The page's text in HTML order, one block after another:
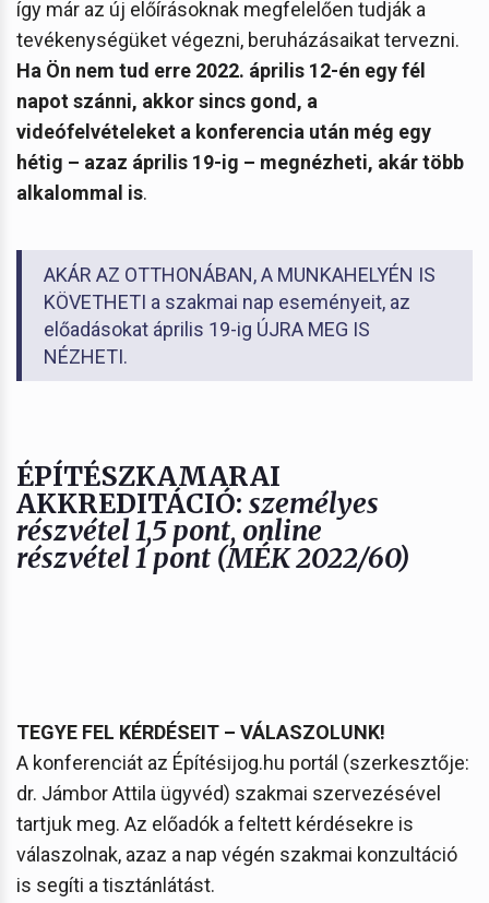
így már az új előírásoknak megfelelően tudják a
tevékenységüket végezni, beruházásaikat tervezni.
Ha Ön nem tud erre 2022. április 12-én egy fél
napot szánni, akkor sincs gond, a
videófelvételeket a konferencia után még egy
hétig – azaz április 19-ig – megnézheti, akár több
alkalommal is.
AKÁR AZ OTTHONÁBAN, A MUNKAHELYÉN IS
KÖVETHETI a szakmai nap eseményeit, az
előadásokat április 19-ig ÚJRA MEG IS
NÉZHETI.
ÉPÍTÉSZKAMARAI
AKKREDITÁCIÓ: személyes
részvétel1,5 pont, online
részvétel1 pont (MÉK 2022/60)
TEGYE FEL KÉRDÉSEIT – VÁLASZOLUNK!
A konferenciát az Építésijog.hu portál (szerkesztője:
dr. Jámbor Attila ügyvéd) szakmai szervezésével
tartjuk meg. Az előadók a feltett kérdésekre is
válaszolnak, azaz a nap végén szakmai konzultáció
is segíti a tisztánlátást.